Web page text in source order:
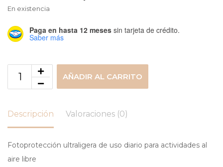
En existencia
Paga en hasta 12 meses sin tarjeta de crédito.
Saber más
AÑADIR AL CARRITO
Descripción Valoraciones (0)
Fotoprotección ultraligera de uso diario para actividades al
aire libre